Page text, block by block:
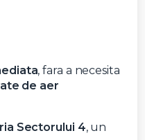
, fara a necesita
de aer
Sectorului 4, un